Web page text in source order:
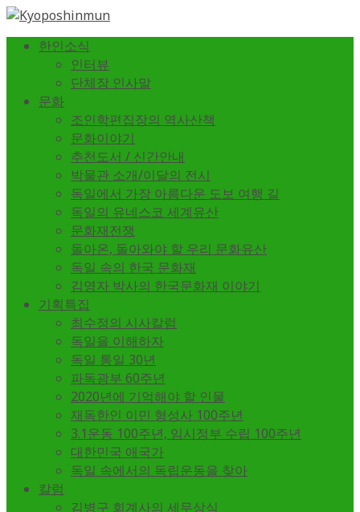
한인소식
인터뷰
단체장 인사말
문화
조인학편집장의 역사산책
문화이야기
추천도서 / 신간안내
박물관 소개/이달의 전시
독일에서 가장 아름다운 도보 여행 길
독일의 유네스코 세계유산
문화재전쟁
돌아온, 돌아와야 할 우리 문화유산
독일 속의 한국 문화재
김영자 박사의 한국문화재 이야기
기획특집
최수정의 시사칼럼
독일을 이해하자
독일 통일 30년
파독광부 60주년
2020년에 기억해야 할 인물
재독한인 이민 형성사 100주년
3.1운동 100주년, 임시정부 수립 100주년
대한민국 애국가
독일 속에서의 독립운동을 찾아
칼럼
김병구 회계사의 세무상식